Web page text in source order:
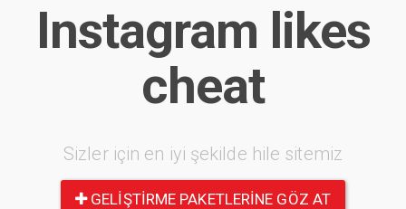
Instagram likes
cheat
Sizler için en iyi şekilde hile sitemiz
GELIŞTIRME PAKETLERINE GÖZ AT